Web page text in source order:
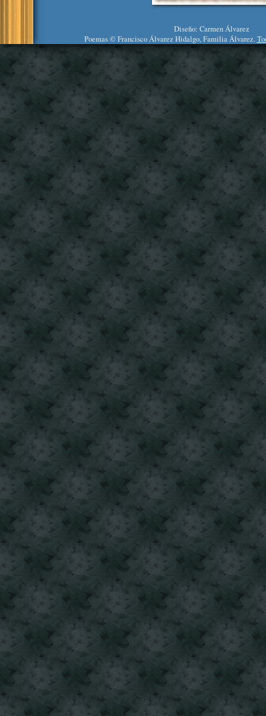
Diseño: Carmen Álvarez
Poemas © Francisco Álvarez Hidalgo, Familia Álvarez.